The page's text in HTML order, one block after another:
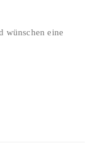
wünschen eine